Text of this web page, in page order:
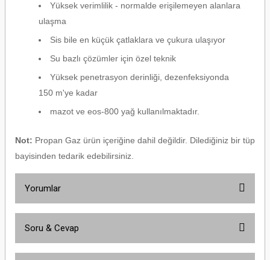
Yüksek verimlilik - normalde erişilemeyen alanlara
ulaşma
Sis bile en küçük çatlaklara ve çukura ulaşıyor
Su bazlı çözümler için özel teknik
Yüksek penetrasyon derinliği, dezenfeksiyonda
150 m'ye kadar
mazot ve eos-800 yağ kullanılmaktadır.
Not: Propan Gaz ürün içeriğine dahil değildir. Dilediğiniz bir tüp
bayisinden tedarik edebilirsiniz.
Yorumlar
Soru & Cevap